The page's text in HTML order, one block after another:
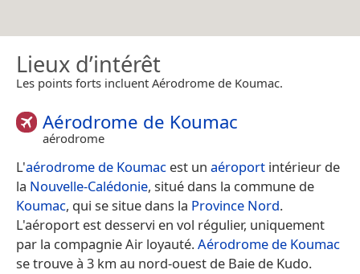
Lieux d’intérêt
Les points forts incluent Aérodrome de Koumac.
Aérodrome de Koumac
aérodrome
L'aérodrome de Koumac est un aéroport intérieur de
la Nouvelle-Calédonie, situé dans la commune de
Koumac, qui se situe dans la Province Nord.
L'aéroport est desservi en vol régulier, uniquement
par la compagnie Air loyauté.Aérodrome de Koumac
se trouve à 3 km au nord-ouest de Baie de Kudo.